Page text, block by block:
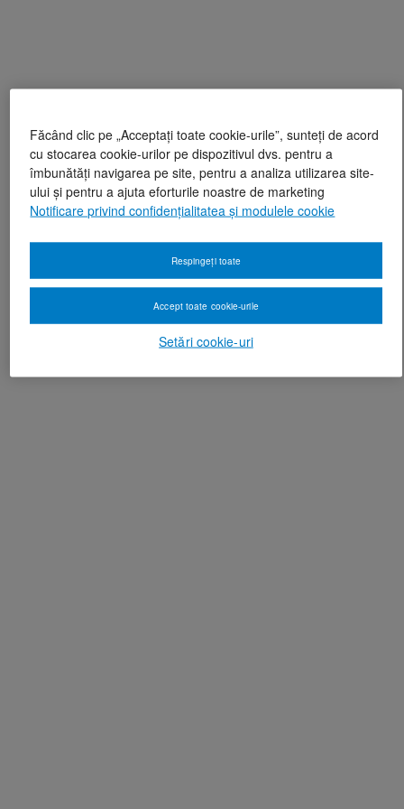
Făcând clic pe „Acceptați toate cookie-urile”, sunteți de acord
cu stocarea cookie-urilor pe dispozitivul dvs. pentru a
îmbunătăți navigarea pe site, pentru a analiza utilizarea site-
ului și pentru a ajuta eforturile noastre de marketing
Notificare privind confidențialitatea și modulele cookie
Setări cookie-uri
Respingeți toate
Accept toate cookie-urile